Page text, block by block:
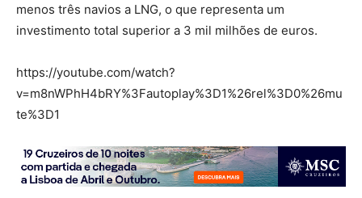
menos três navios a LNG, o que representa um
investimento total superior a 3 mil milhões de euros.
https://youtube.com/watch?
v=m8nWPhH4bRY%3Fautoplay%3D1%26rel%3D0%26mu
te%3D1